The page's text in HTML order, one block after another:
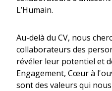
L’Humain.
Au-delà du CV, nous
collaborateurs des
révéler leur potentiel et
Engagement, Cœur à
sont des valeurs qui